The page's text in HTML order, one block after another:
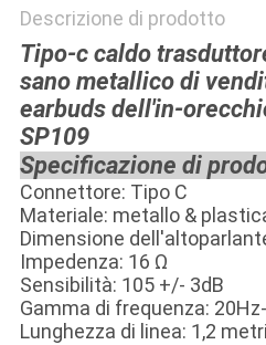
Descrizione di prodotto
Tipo-c caldo
sano metallico di
earbuds dell'in-
SP109
Specificazione di
Connettore: Tipo C
Materiale: metallo &
Dimensione
Impedenza: 16 Ω
Sensibilità: 105 +/- 3dB
Gamma di frequenza:
Lunghezza di linea: 1,2